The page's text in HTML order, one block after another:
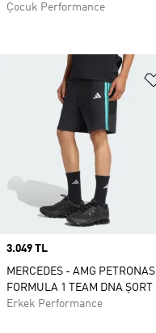
Price
3.049 TL
MERCEDES - AMG PETRONAS
FORMULA 1 TEAM DNA ŞORT
Erkek Performance
Çocuk Performance